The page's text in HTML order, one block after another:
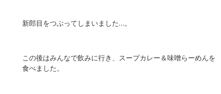
新郎目をつぶってしまいました…。
この後はみんなで飲みに行き、スープカレー＆味噌らーめんを
食べました。